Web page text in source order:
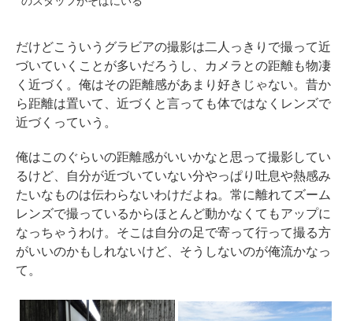
だけどこういうグラビアの撮影は二人っきりで撮って近
づいていくことが多いだろうし、カメラとの距離も物凄
く近づく。俺はその距離感があまり好きじゃない。昔か
ら距離は置いて、近づくと言っても体ではなくレンズで
近づくっていう。
俺はこのぐらいの距離感がいいかなと思って撮影してい
るけど、自分が近づいていない分やっぱり吐息や熱感み
たいなものは伝わらないわけだよね。常に離れてズーム
レンズで撮っているからほとんど動かなくてもアップに
なっちゃうわけ。そこは自分の足で寄って行って撮る方
がいいのかもしれないけど、そうしないのが俺流かなっ
て。